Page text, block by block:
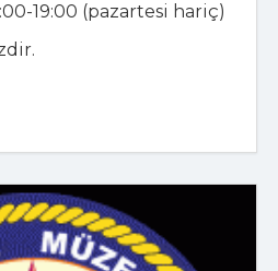
19:00 (pazartesi hariç)